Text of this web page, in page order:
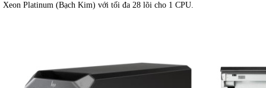
Xeon Platinum (Bạch Kim) với tối đa 28 lõi cho 1 CPU.